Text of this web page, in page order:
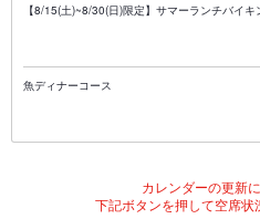
【8/15(土)~8/30(日)限定】サマーランチバイキ
魚ディナーコース
カレンダーの更新
下記ボタンを押して空席状